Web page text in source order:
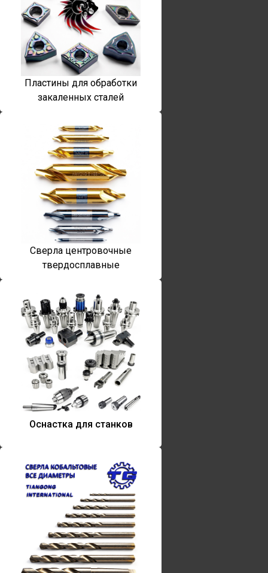
Пластины для обработки
закаленных сталей
Сверла центровочные
твердосплавные
Оснастка для станков